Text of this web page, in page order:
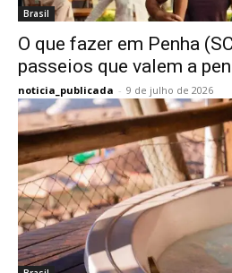
Brasil
O que fazer em Penha
passeios que valem a
noticia_publicada - 9 de julho de 2026